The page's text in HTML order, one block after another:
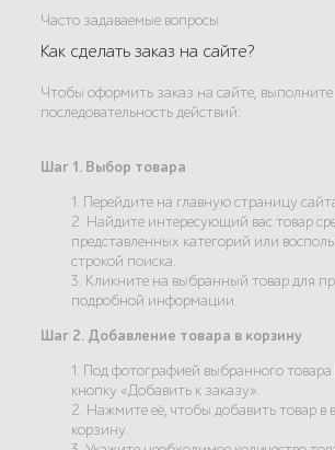
Часто задаваемые вопросы
Как сделать заказ на сайте?
Чтобы оформить заказ на сайте,
последовательность действий:
Шаг 1. Выбор товара
1. Перейдите на главную страницу
2. Найдите интересующий вас товар
представленных категорий или
строкой поиска.
3. Кликните на выбранный товар для
подробной информации.
Шаг 2. Добавление товара в корзину
1. Под фотографией выбранного
кнопку «Добавить к заказу».
2. Нажмите её, чтобы добавить товар в
корзину.